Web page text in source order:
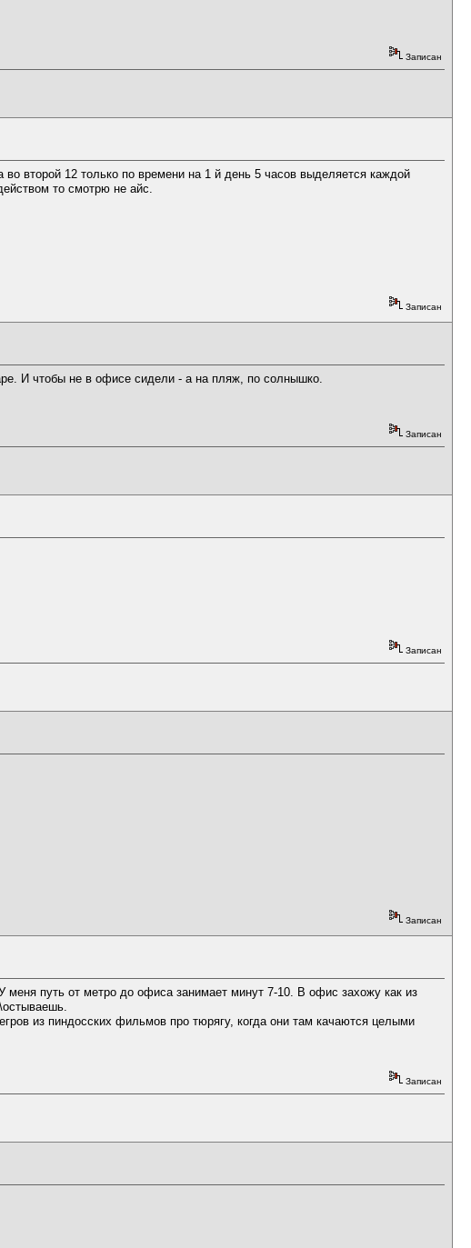
Записан
второй 12 только по времени на 1 й день 5 часов выделяется каждой
то смотрю не айс.
Записан
И чтобы не в офисе сидели - а на пляж, по солнышко.
Записан
Записан
Записан
путь от метро до офиса занимает минут 7-10. В офис захожу как из
из пиндосских фильмов про тюрягу, когда они там качаются целыми
Записан